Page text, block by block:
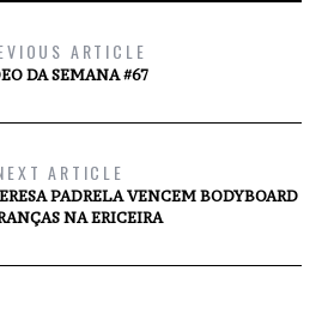
ARTICLE
DA SEMANA #67
ARTICLE
PADRELA VENCEM BODYBOARD
NA ERICEIRA